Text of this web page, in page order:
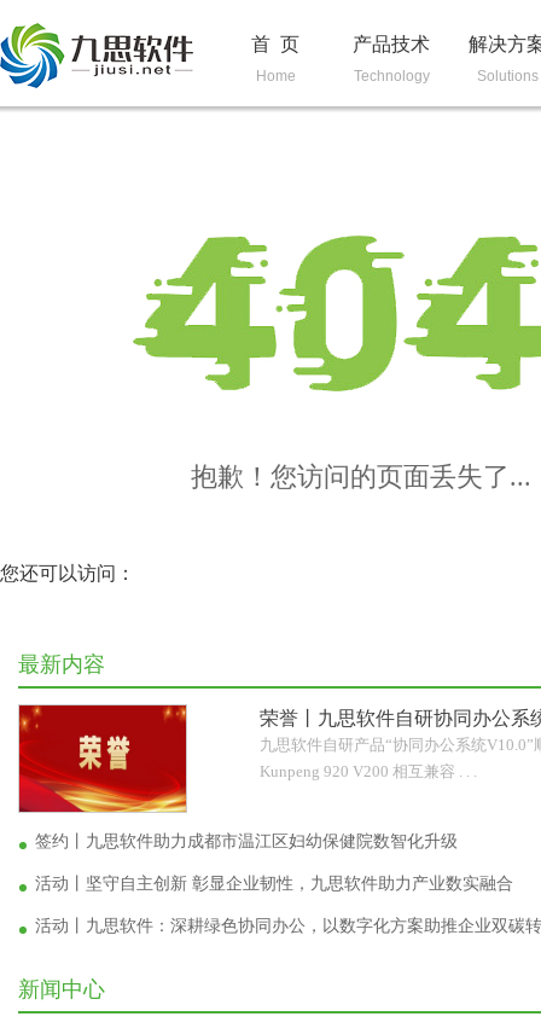
首 页
Home
产品技术
Technology
解决方
Solutions
抱歉！您访问的页面丢失了...
您还可以访问：
最新内容
荣誉丨九思软件自研协同办公系
九思软件自研产品“协同办公系统V10.0”
Kunpeng 920 V200 相互兼容 . . .
签约丨九思软件助力成都市温江区妇幼保健院数智化升级
活动丨坚守自主创新 彰显企业韧性，九思软件助力产业数实融合
活动丨九思软件：深耕绿色协同办公，以数字化方案助推企业双碳
新闻中心